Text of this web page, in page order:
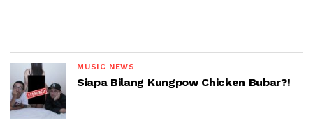
MUSIC NEWS
Siapa Bilang Kungpow Chicken Bubar?!